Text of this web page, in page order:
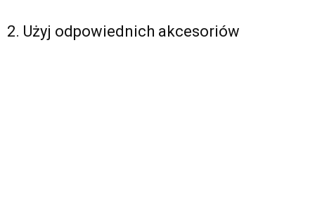
2. Użyj odpowiednich akcesoriów